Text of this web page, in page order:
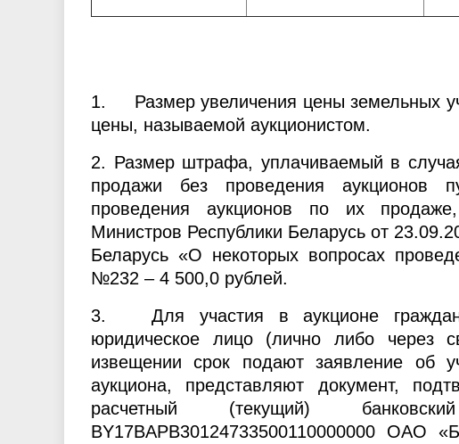
1. Размер увеличения цены земельных
цены, называемой аукционистом.
2. Размер штрафа, уплачиваемый в
продажи без проведения аукционов
проведения аукционов по их
Министров Республики Беларусь от
Беларусь «О некоторых вопросах
№232 – 4 500,0 рублей.
3. Для участия в аукционе
юридическое лицо (лично либо через
извещении срок подают заявление об
аукциона, представляют документ,
расчетный (текущий)
BY17BAPB30124733500110000000 ОАО